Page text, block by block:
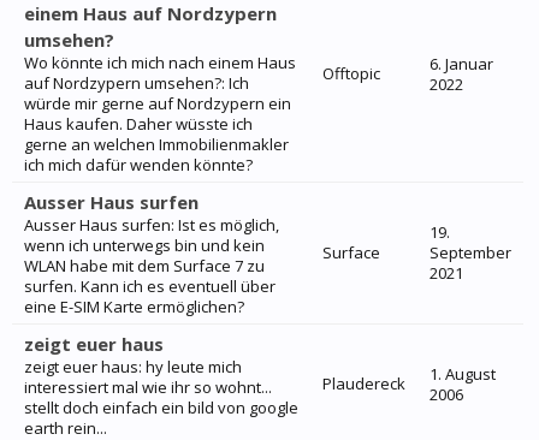
einem Haus auf Nordzypern
umsehen?
Wo könnte ich mich nach einem Haus
auf Nordzypern umsehen?: Ich
würde mir gerne auf Nordzypern ein
Haus kaufen. Daher wüsste ich
gerne an welchen Immobilienmakler
ich mich dafür wenden könnte?
Offtopic
6. Januar
2022
Ausser Haus surfen
Ausser Haus surfen: Ist es möglich,
wenn ich unterwegs bin und kein
WLAN habe mit dem Surface 7 zu
surfen. Kann ich es eventuell über
eine E-SIM Karte ermöglichen?
Surface
19.
September
2021
zeigt euer haus
zeigt euer haus: hy leute mich
interessiert mal wie ihr so wohnt...
stellt doch einfach ein bild von google
earth rein...
Plaudereck
1. August
2006